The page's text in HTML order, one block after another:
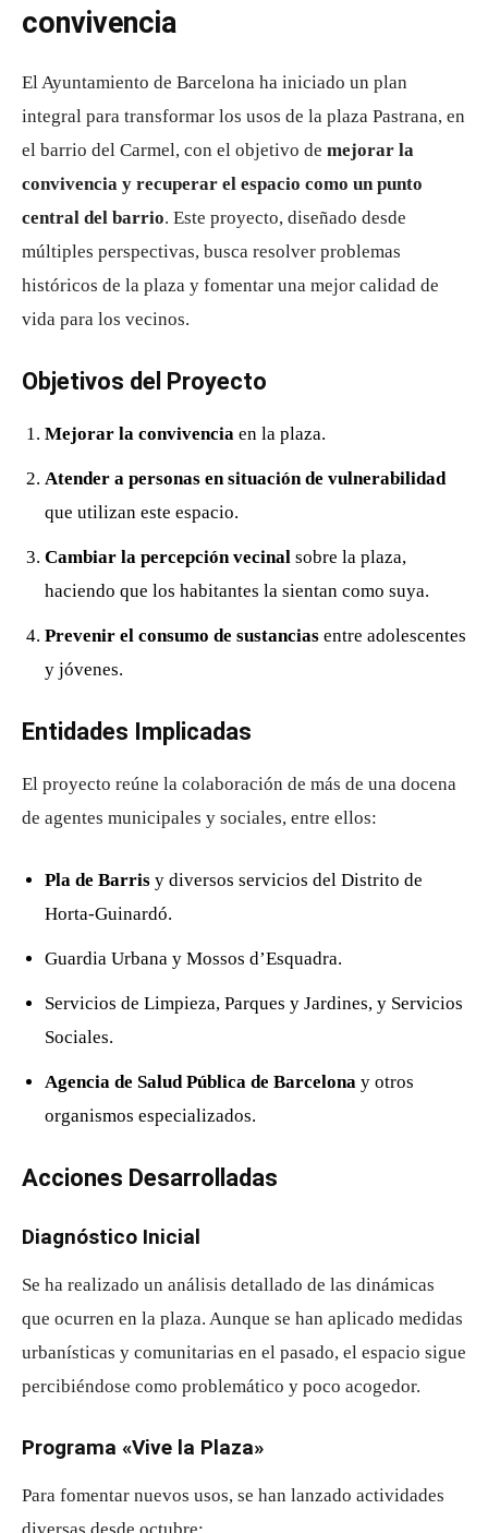
convivencia
El Ayuntamiento de Barcelona ha iniciado un plan
integral para transformar los usos de la plaza Pastrana, en
el barrio del Carmel, con el objetivo de mejorar la
convivencia y recuperar el espacio como un punto
central del barrio. Este proyecto, diseñado desde
múltiples perspectivas, busca resolver problemas
históricos de la plaza y fomentar una mejor calidad de
vida para los vecinos.
Objetivos del Proyecto
Mejorar la convivencia en la plaza.
Atender a personas en situación de vulnerabilidad
que utilizan este espacio.
Cambiar la percepción vecinal sobre la plaza,
haciendo que los habitantes la sientan como suya.
Prevenir el consumo de sustancias entre adolescentes
y jóvenes.
Entidades Implicadas
El proyecto reúne la colaboración de más de una docena
de agentes municipales y sociales, entre ellos:
Pla de Barris y diversos servicios del Distrito de
Horta-Guinardó.
Guardia Urbana y Mossos d’Esquadra.
Servicios de Limpieza, Parques y Jardines, y Servicios
Sociales.
Agencia de Salud Pública de Barcelona y otros
organismos especializados.
Acciones Desarrolladas
Diagnóstico Inicial
Se ha realizado un análisis detallado de las dinámicas
que ocurren en la plaza. Aunque se han aplicado medidas
urbanísticas y comunitarias en el pasado, el espacio sigue
percibiéndose como problemático y poco acogedor.
Programa «Vive la Plaza»
Para fomentar nuevos usos, se han lanzado actividades